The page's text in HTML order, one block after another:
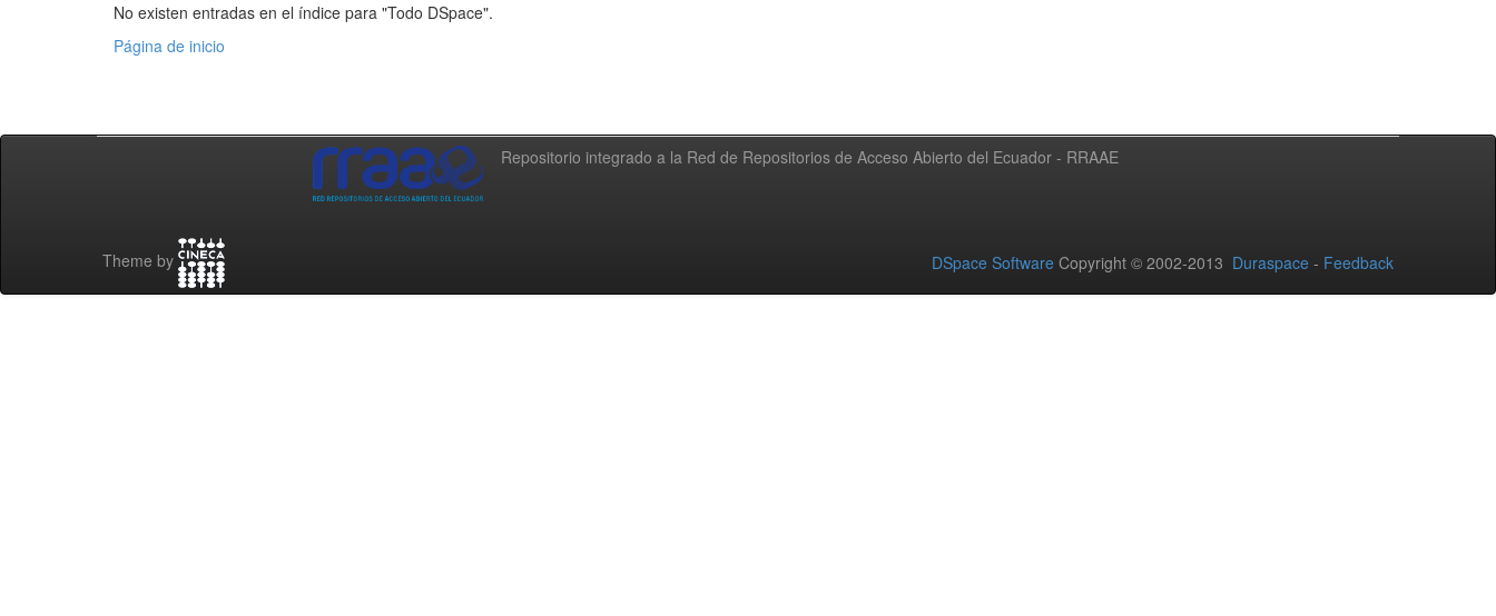
No existen entradas en el índice para "Todo DSpace".
Página de inicio
Repositorio integrado a la Red de Repositorios de Acceso Abierto del Ecuador - RRAAE
Theme by DSpace Software Copyright © 2002-2013 Duraspace - Feedback